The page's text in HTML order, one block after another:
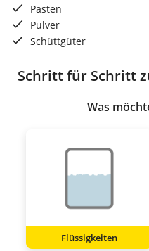
Pasten
Pulver
Schüttgüter
Schritt für Schritt
Was
Flüssigkeiten